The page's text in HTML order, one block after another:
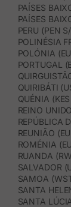
PAÍSES
PAÍSES
PERU (PEN
POLINÉSIA
POLÓNIA
PORTUGAL
QUIRIBÁTI
QUÉNIA
REINO
REPÚBLICA
REUNIÃO
ROMÉNIA
RUANDA
SALVADOR
SAMOA
SANTA
SANTA